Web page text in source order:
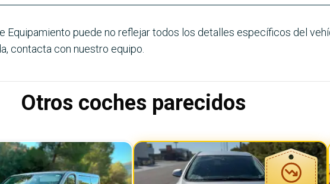
Equipamiento puede no reflejar todos los detalles específicos del
contacta con nuestro equipo.
Otros coches parecidos